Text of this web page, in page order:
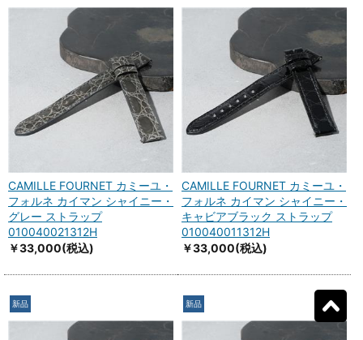
CAMILLE FOURNET カミーユ・
フォルネ カイマン シャイニー・
グレー ストラップ
010040021312H
￥33,000(税込)
CAMILLE FOURNET カミーユ・
フォルネ カイマン シャイニー・
キャビアブラック ストラップ
010040011312H
￥33,000(税込)
新品 新品